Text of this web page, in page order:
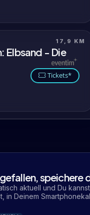
17,9 KM
Elbsand - Die
Tickets*
speichere
aktuell und Du
in Deinem